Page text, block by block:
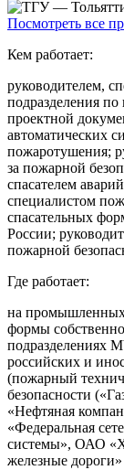
Посмотреть все
Кем работает:
руководителем,
подразделения
проектной
автоматических
пожаротушения;
за пожарной
спасателем
специалистом
спасательных
России;
пожарной
Где работает:
на промышленных
формы
подразделениях
российских и
(пожарный
безопасности
«Нефтяная
«Федеральная
системы», ОАО
железные